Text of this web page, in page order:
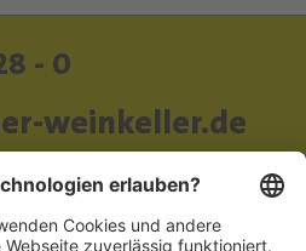
- 0
weinkeller.de